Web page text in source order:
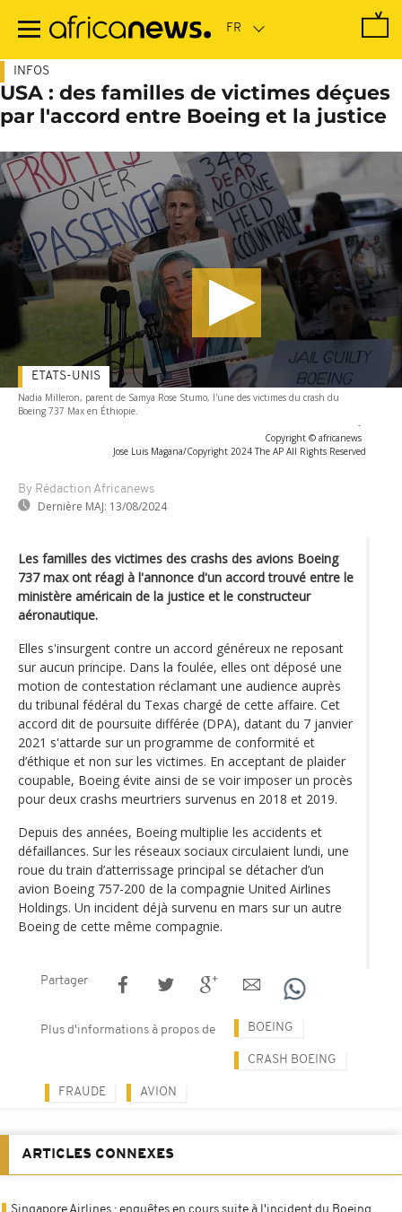
contenu
INFOS
USA : des familles de victimes déçues
par l'accord entre Boeing et la justice
Nadia Milleron, parent de Samya Rose Stumo, l'une des victimes du crash du
Boeing 737 Max en Éthiopie.
-
Copyright © africanews
Jose Luis Magana/Copyright 2024 The AP All Rights Reserved
By Rédaction Africanews
Dernière MAJ: 13/08/2024
ETATS-UNIS
Les familles des victimes des crashs des avions Boeing
737 max ont réagi à l'annonce d'un accord trouvé entre le
ministère américain de la justice et le constructeur
aéronautique.
Elles s'insurgent contre un accord généreux ne reposant
sur aucun principe. Dans la foulée, elles ont déposé une
motion de contestation réclamant une audience auprès
du tribunal fédéral du Texas chargé de cette affaire. Cet
accord dit de poursuite différée (DPA), datant du 7 janvier
2021 s'attarde sur un programme de conformité et
d’éthique et non sur les victimes. En acceptant de plaider
coupable, Boeing évite ainsi de se voir imposer un procès
pour deux crashs meurtriers survenus en 2018 et 2019.
Depuis des années, Boeing multiplie les accidents et
défaillances. Sur les réseaux sociaux circulaient lundi, une
roue du train d’atterrissage principal se détacher d’un
avion Boeing 757-200 de la compagnie United Airlines
Holdings. Un incident déjà survenu en mars sur un autre
Boeing de cette même compagnie.
Partager
Plus d'informations à propos de BOEING
CRASH BOEING
FRAUDE AVION
ARTICLES CONNEXES